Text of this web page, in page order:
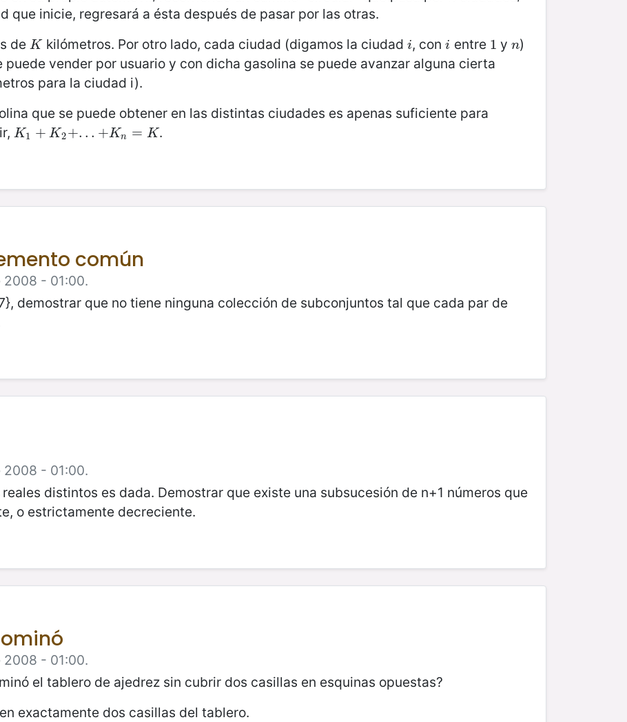
que inicie, regresará a ésta después de pasar por las otras.
de K
K kilómetros. Por otro lado, cada ciudad (digamos la ciudad i
i, coni
i entre 1
1 yn
n)
vender por usuario y con dicha gasolina se puede avanzar alguna cierta
para la ciudad i).
que se puede obtener en las distintas ciudades es apenas suficiente para
K1 + K2+. . . +Kn = K
K1 +K 2+...+ Kn=K
.
común
2008 - 01:00.
demostrar que no tiene ninguna colección de subconjuntos tal que cada par de
2008 - 01:00.
distintos es dada. Demostrar que existe una subsucesión de n+1 números que
o estrictamente decreciente.
2008 - 01:00.
el tablero de ajedrez sin cubrir dos casillas en esquinas opuestas?
exactamente dos casillas del tablero.